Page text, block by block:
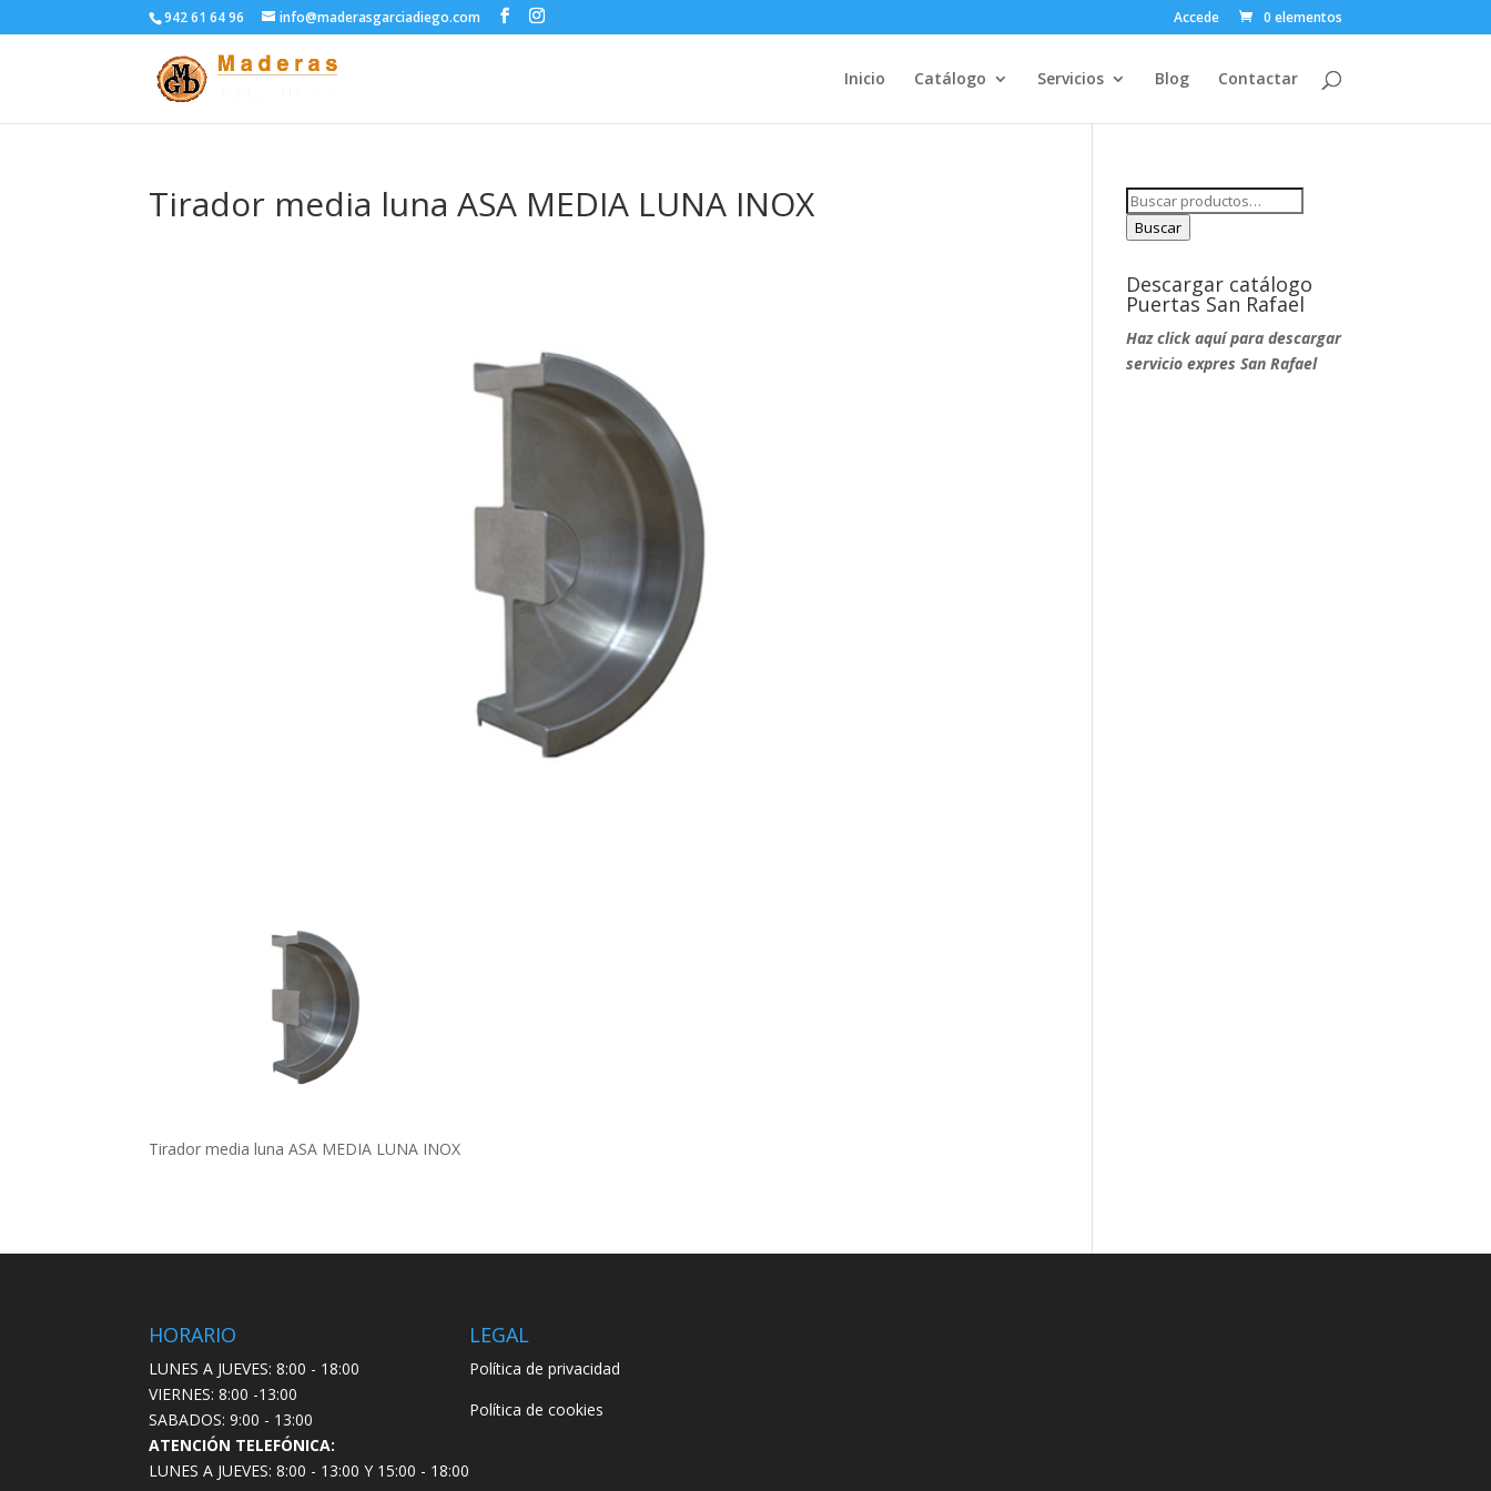
942 61 64 96 info@maderasgarciadiego.com Accede 0 elementos
Inicio Catálogo Servicios Blog Contactar
Tirador media luna ASA MEDIA LUNA INOX
Tirador media luna ASA MEDIA LUNA INOX
Buscar
por:
Buscar
Descargar catálogo
Puertas San Rafael
Haz click aquí para descargar
servicio expres San Rafael
HORARIO
LUNES A JUEVES: 8:00 - 18:00
VIERNES: 8:00 -13:00
SABADOS: 9:00 - 13:00
ATENCIÓN TELEFÓNICA:
LUNES A JUEVES: 8:00 - 13:00 Y 15:00 - 18:00
LEGAL
Política de privacidad
Política de cookies